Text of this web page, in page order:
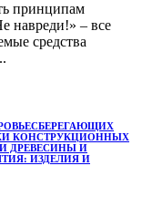
принципам
навреди!» – все
средства
КОНСТРУКЦИОННЫХ
ДРЕВЕСИНЫ И
ИЗДЕЛИЯ И